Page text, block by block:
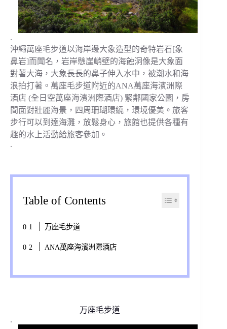
.
沖繩萬座毛步道以海岸邊大象造型的奇特岩石[象
鼻岩]而聞名，岩岸懸崖峭壁的海蝕洞像是大象面
對著大海，大象長長的鼻子伸入水中，被潮水和海
浪拍打著。萬座毛步道附近的ANA萬座海濱洲際
酒店 (全日空萬座海濱洲際酒店) 緊鄰國家公園，房
間面對壯麗海景，四周珊瑚環繞，環境優美。旅客
步行可以到達海灘，放鬆身心，旅館也提供各種有
趣的水上活動給旅客參加。
.
Table of Contents
万座毛步道
ANA萬座海濱洲際酒店
万座毛步道
.